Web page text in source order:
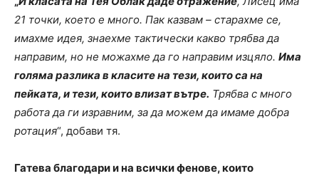
21 точки, което е много. Пак казвам – старахме се,
имахме идея, знаехме тактически какво трябва да
направим, но не можахме да го направим изцяло. Има
голяма разлика в класите на тези, които са на
пейката, и тези, които влизат вътре. Трябва с много
работа да ги изравним, за да можем да имаме добра
ротация“, добави тя.
Гатева благодари и на всички фенове, които